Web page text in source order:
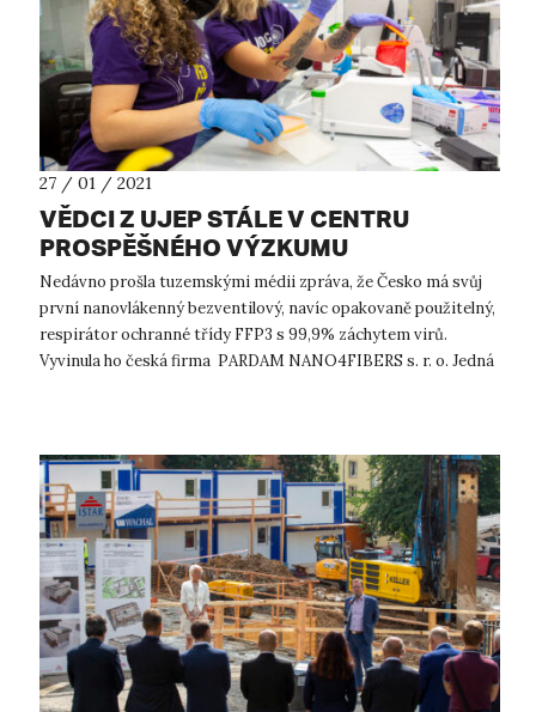
27 / 01 / 2021
VĚDCI Z UJEP STÁLE V CENTRU
PROSPĚŠNÉHO VÝZKUMU
Nedávno prošla tuzemskými médii zpráva, že Česko má svůj
první nanovlákenný bezventilový, navíc opakovaně použitelný,
respirátor ochranné třídy FFP3 s 99,9% záchytem virů.
Vyvinula ho česká firma PARDAM NANO4FIBERS s. r. o. Jedná